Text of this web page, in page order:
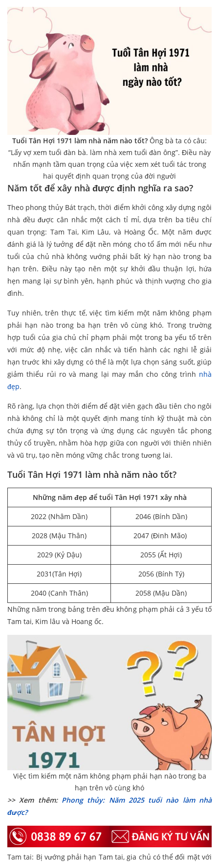
Tuổi Tân Hợi 1971 làm nhà năm nào tốt? Ông bà ta có câu:
“Lấy vợ xem tuổi đàn bà. làm nhà xem tuổi đàn ông”. Điều này
nhấn mạnh tầm quan trọng của việc xem xét tuổi tác trong
hai quyết định quan trọng của đời người
Năm tốt để xây nhà được định nghĩa ra sao?
Theo phong thủy Bát trạch, thời điểm khởi công xây dựng ngôi
nhà đều được cân nhắc một cách tỉ mỉ, dựa trên ba tiêu chí
quan trọng: Tam Tai, Kim Lâu, và Hoàng Ốc. Một năm được
đánh giá là lý tưởng để đặt nền móng cho tổ ấm mới nếu như
tuổi của chủ nhà không vướng phải bất kỳ hạn nào trong ba
hạn trên. Điều này tạo nên một sự khởi đầu thuận lợi, hứa
hẹn mang lại sự bình yên, hạnh phúc và thịnh vượng cho gia
đình.
Tuy nhiên, trên thực tế, việc tìm kiếm một năm không phạm
phải hạn nào trong ba hạn trên vô cùng khó. Trong trường
hợp tuổi của gia chủ chỉ phạm phải một trong ba yếu tố trên
với mức độ nhẹ, việc cân nhắc và tiến hành các nghi lễ giải
hạn trước khi xây dựng có thể là một lựa chọn sáng suốt, giúp
giảm thiểu rủi ro và mang lại may mắn cho công trình nhà
đẹp.
Rõ ràng, lựa chọn thời điểm để đặt viên gạch đầu tiên cho ngôi
nhà không chỉ là một quyết định mang tính kỹ thuật mà còn
chứa đựng sự tôn trọng và ứng dụng các nguyên tắc phong
thủy cổ truyền, nhằm hòa hợp giữa con người với thiên nhiên
và vũ trụ, tạo nền móng vững chắc trong tương lai.
Tuổi Tân Hợi 1971 làm nhà năm nào tốt?
Những năm đẹp để tuổi Tân Hợi 1971 xây nhà
2022 (Nhâm Dần) 2046 (Bính Dần)
2028 (Mậu Thân) 2047 (Đinh Mão)
2029 (Kỷ Dậu) 2055 (Ất Hợi)
2031(Tân Hợi) 2056 (Bính Tý)
2040 (Canh Thân)
2058 (Mậu Dần)
Những năm trong bảng trên đều không phạm phải cả 3 yếu tố
Tam tai, Kim lâu và Hoang ốc.
Việc tìm kiếm một năm không phạm phải hạn nào trong ba
hạn trên vô cùng khó
>> Xem thêm: Phong thủy: Năm 2025 tuổi nào làm nhà
được?
Tam tai: Bị vướng phải hạn Tam tai, gia chủ có thể đối mặt với